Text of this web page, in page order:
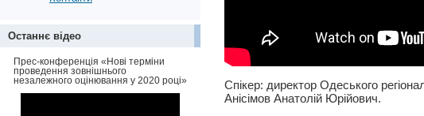
Останнє відео
Прес-конференція «Нові терміни
проведення зовнішнього
незалежного оцінювання у 2020 році»
Спікер: директор Одеського
Анісімов Анатолій Юрійович.